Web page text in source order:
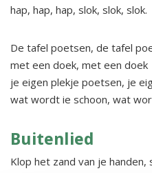
hap, hap, hap, slok, slok, slok.
De tafel poetsen, de tafel
met een doek, met een doek
je eigen plekje poetsen, je
wat wordt ie schoon, wat
Buitenlied
Klop het zand van je